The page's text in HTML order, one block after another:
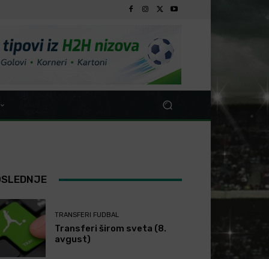
TRANSFERI FUDBAL
Transferi širom sveta (8.
avgust)